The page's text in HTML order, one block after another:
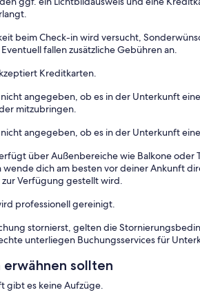
beim Check-in wird versucht,
fallen zusätzliche Gebühren an.
Kreditkarten.
angegeben, ob es in der Unterkunft
mitzubringen.
angegeben, ob es in der Unterkunft
über Außenbereiche wie Balkone
wende dich am besten vor deiner Ankunft
zur Verfügung gestellt wird.
professionell gereinigt.
stornierst, gelten die
unterliegen Buchungsservices für
erwähnen sollten
gibt es keine Aufzüge.